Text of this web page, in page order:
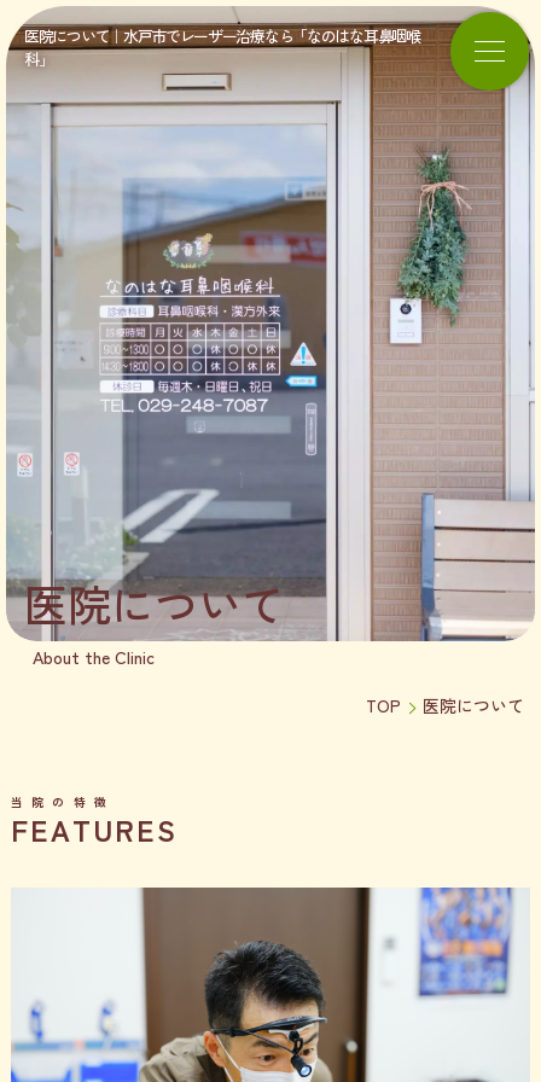
医院について｜水戸市でレーザー治療なら「なのはな耳鼻咽喉
科」
医院について
About the Clinic
TOP 医院について
当院の特徴
FEATURES